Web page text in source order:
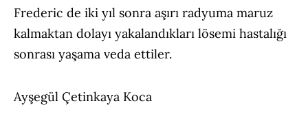
Frederic de iki yıl sonra aşırı radyuma maruz
kalmaktan dolayı yakalandıkları lösemi hastalığı
sonrası yaşama veda ettiler.
Ayşegül Çetinkaya Koca